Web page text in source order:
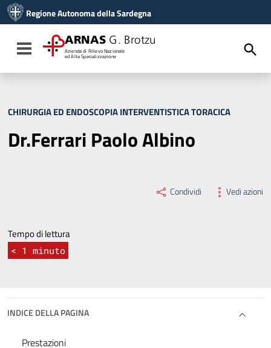
Vai al menu di navigazione
Vai al footer
Regione Autonoma della Sardegna
Toggle navigation
ARNAS G. Brotzu
Azienda di Rilievo Nazionale
ed Alta Specializzazione
CHIRURGIA ED ENDOSCOPIA INTERVENTISTICA TORACICA
Dr.Ferrari Paolo Albino
Condividi Vedi azioni
Tempo di lettura
< 1 minuto
INDICE DELLA PAGINA
Prestazioni